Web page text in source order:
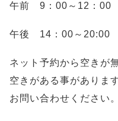
午前 9：00～12：00
午後 14：00～20:00
ネット予約から空きが
空きがある事がありま
お問い合わせください。